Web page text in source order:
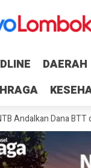
DAERAH
DAERAH
BTT dan Tim